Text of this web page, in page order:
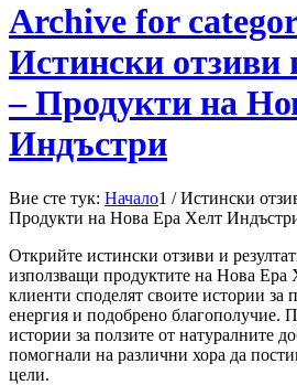
Archive for
Истински отзиви
– Продукти на
Индъстри
Вие сте тук: Начало1 / Истински
Продукти на Нова Ера Хелт
Открийте истински отзиви и
използващи продуктите на Нова
клиенти споделят своите истории за
енергия и подобрено благополучие.
истории за ползите от натуралните
помогнали на различни хора да
цели.